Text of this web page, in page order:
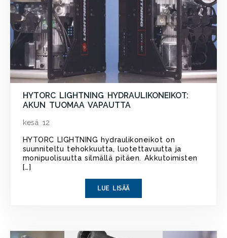
HYTORC LIGHTNING HYDRAULIKONEIKOT:
AKUN TUOMAA VAPAUTTA
kesä 12
HYTORC LIGHTNING hydraulikoneikot on
suunniteltu tehokkuutta, luotettavuutta ja
monipuolisuutta silmällä pitäen. Akkutoimisten
[…]
LUE LISÄÄ